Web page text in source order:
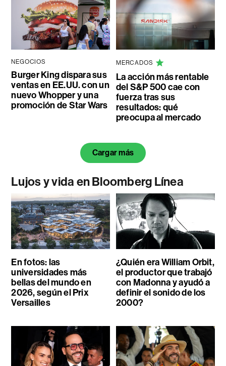
NEGOCIOS
Burger King dispara sus
ventas en EE.UU. con un
nuevo Whopper y una
promoción de Star Wars
MERCADOS
La acción más rentable
del S&P 500 cae con
fuerza tras sus
resultados: qué
preocupa al mercado
Cargar más
Lujos y vida en Bloomberg Línea
En fotos: las
universidades más
bellas del mundo en
2026, según el Prix
Versailles
¿Quién era William Orbit,
el productor que trabajó
con Madonna y ayudó a
definir el sonido de los
2000?